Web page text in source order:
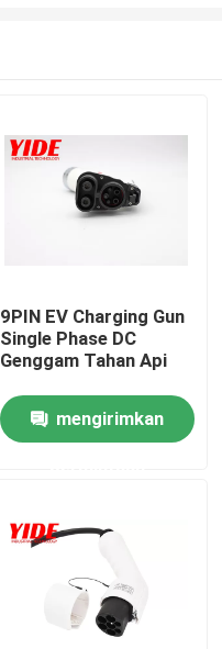
9PIN EV Charging Gun
Single Phase DC
Genggam Tahan Api
mengirimkan